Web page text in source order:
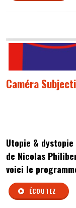
Caméra
Utopie &
de Nicolas
voici le
ÉCOUTEZ